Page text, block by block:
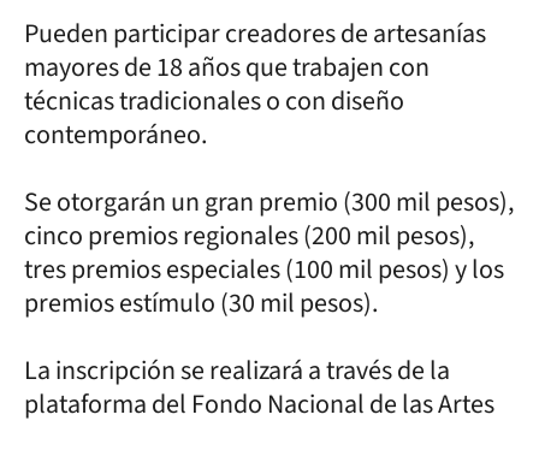
Pueden participar creadores de artesanías
mayores de 18 años que trabajen con
técnicas tradicionales o con diseño
contemporáneo.
Se otorgarán un gran premio (300 mil pesos),
cinco premios regionales (200 mil pesos),
tres premios especiales (100 mil pesos) y los
premios estímulo (30 mil pesos).
La inscripción se realizará a través de la
plataforma del Fondo Nacional de las Artes